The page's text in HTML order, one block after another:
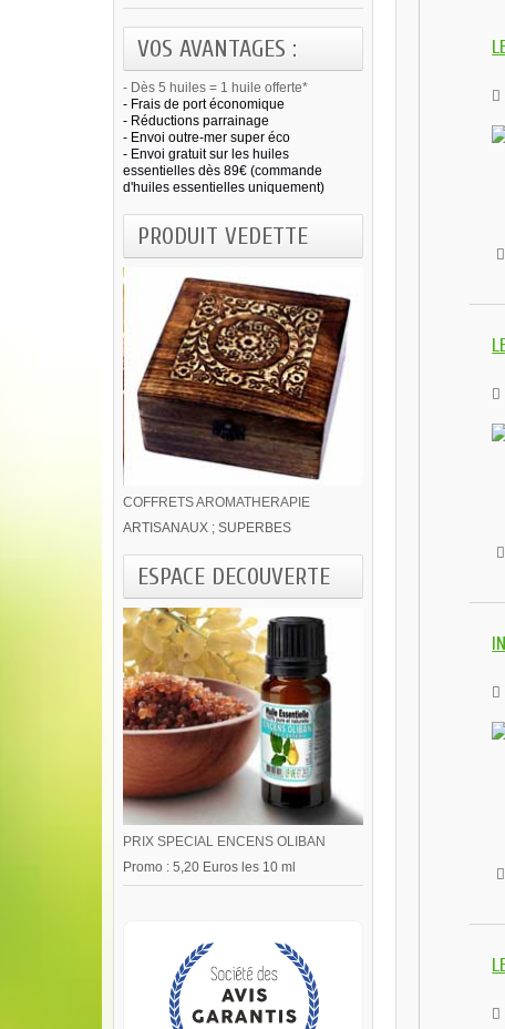
VOS AVANTAGES :
- Dès 5 huiles = 1 huile offerte*
- Frais de port économique
- Réductions parrainage
- Envoi outre-mer super éco
- Envoi gratuit sur les huiles
essentielles dès 89€ (commande
d'huiles essentielles uniquement)
PRODUIT VEDETTE
COFFRETS AROMATHERAPIE
ARTISANAUX ; SUPERBES
ESPACE DECOUVERTE
PRIX SPECIAL ENCENS OLIBAN
Promo : 5,20 Euros les 10 ml